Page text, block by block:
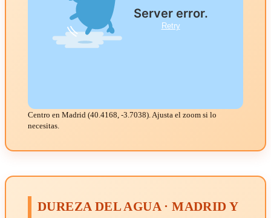
Centro en Madrid (40.4168, -3.7038). Ajusta el zoom si lo
necesitas.
DUREZA DEL AGUA · MADRID Y